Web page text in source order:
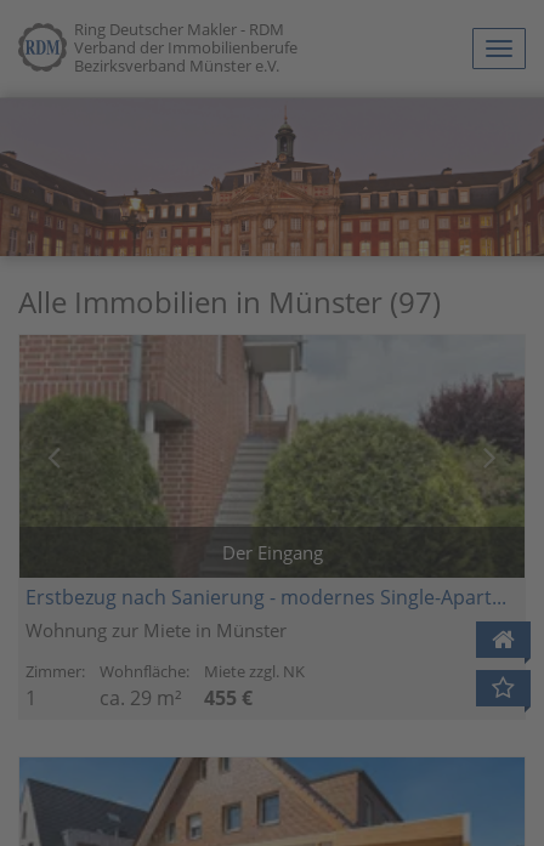
Ring Deutscher Makler - RDM
Verband der Immobilienberufe
Bezirksverband Münster e.V.
Alle Immobilien in Münster (97)
Der Eingang
Erstbezug nach Sanierung - modernes Single-Apartment in St. Mauritz
Wohnung zur Miete in Münster
Zimmer:
1
Wohnfläche:
ca. 29 m²
Miete zzgl. NK
455 €